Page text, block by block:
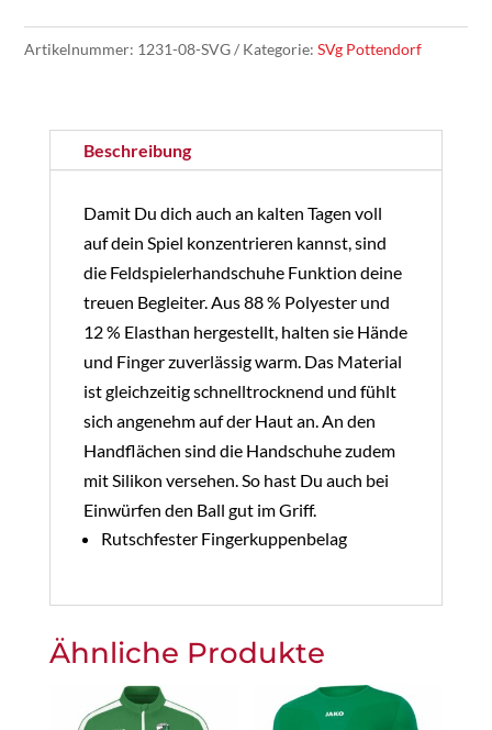
Funktion
Artikelnummer: 1231-08-SVG Kategorie:SVg Pottendorf
Beschreibung
Damit Du dich auch an kalten Tagen voll
auf dein Spiel konzentrieren kannst, sind
die Feldspielerhandschuhe Funktion deine
treuen Begleiter. Aus 88 % Polyester und
12 % Elasthan hergestellt, halten sie Hände
und Finger zuverlässig warm. Das Material
ist gleichzeitig schnelltrocknend und fühlt
sich angenehm auf der Haut an. An den
Handflächen sind die Handschuhe zudem
mit Silikon versehen. So hast Du auch bei
Einwürfen den Ball gut im Griff.
Rutschfester Fingerkuppenbelag
Ähnliche Produkte